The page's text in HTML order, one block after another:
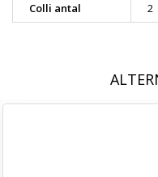
Colli antal
2